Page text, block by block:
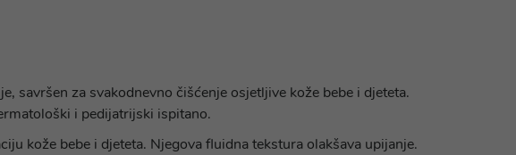
savršen za svakodnevno čišćenje osjetljive kože bebe i djeteta.
i pedijatrijski ispitano.
kože bebe i djeteta. Njegova fluidna tekstura olakšava upijanje.